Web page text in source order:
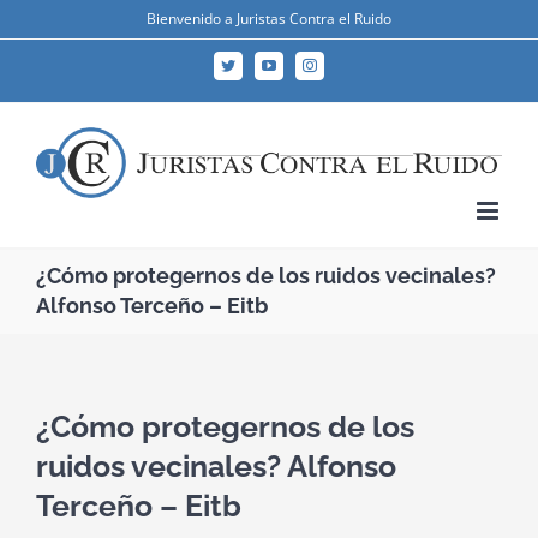
Bienvenido a Juristas Contra el Ruido
TwitterYouTubeInstagram
¿Cómo protegernos de los ruidos vecinales?
Alfonso Terceño – Eitb
¿Cómo protegernos de los
ruidos vecinales? Alfonso
Terceño – Eitb